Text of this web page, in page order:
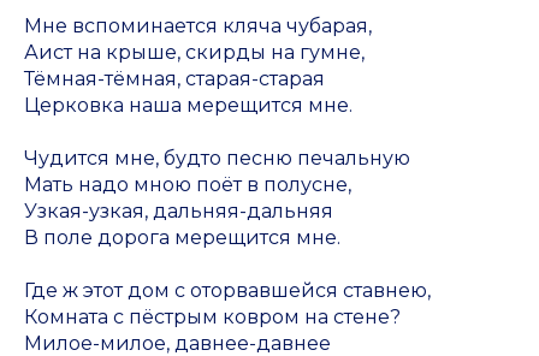
Мне вспоминается кляча чубарая,
Аист на крыше, скирды на гумне,
Тёмная-тёмная, старая-старая
Церковка наша мерещится мне.
Чудится мне, будто песню печальную
Мать надо мною поёт в полусне,
Узкая-узкая, дальняя-дальняя
В поле дорога мерещится мне.
Где ж этот дом с оторвавшейся ставнею,
Комната с пёстрым ковром на стене?
Милое-милое, давнее-давнее